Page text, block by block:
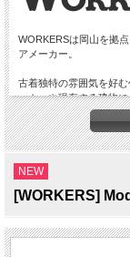
WORKERSは岡山を拠
アメーカー。
古着独特の雰囲気を好
ーカーや現存する建物
にしています。
自分で工程を理解し、
ます。
そのクオリティーの高
NEW
[WORKERS]